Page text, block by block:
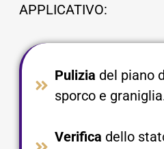
APPLICATIVO:
Pulizia del piano
sporco e
Verifica dello